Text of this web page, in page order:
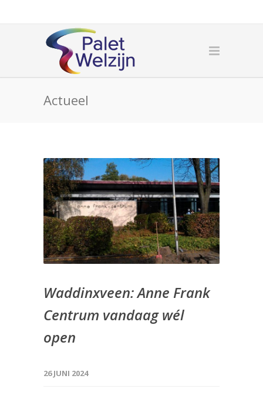
Actueel
Waddinxveen: Anne Frank
Centrum vandaag wél
open
26 JUNI 2024